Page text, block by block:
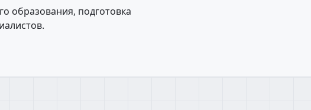
образования, подготовка